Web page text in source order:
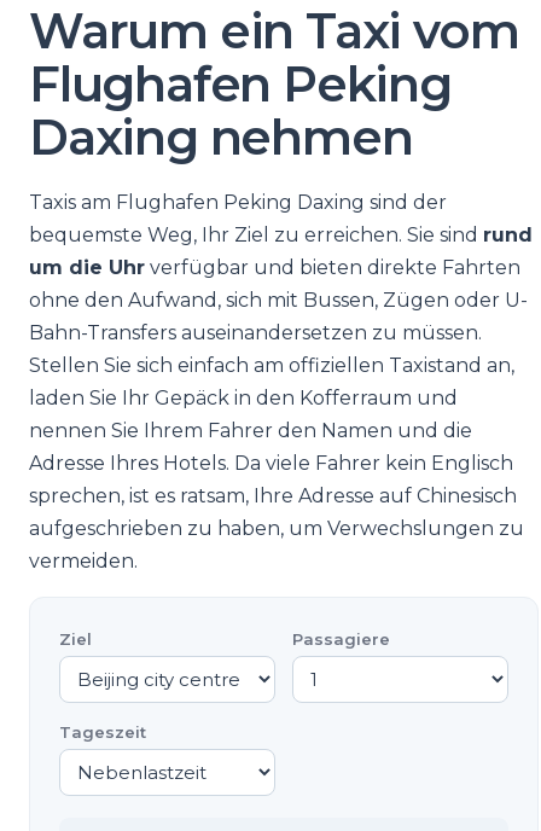
Warum ein Taxi vom
Flughafen Peking
Daxing nehmen
Taxis am Flughafen Peking Daxing sind der
bequemste Weg, Ihr Ziel zu erreichen. Sie sind rund
um die Uhr verfügbar und bieten direkte Fahrten
ohne den Aufwand, sich mit Bussen, Zügen oder U-
Bahn-Transfers auseinandersetzen zu müssen.
Stellen Sie sich einfach am offiziellen Taxistand an,
laden Sie Ihr Gepäck in den Kofferraum und
nennen Sie Ihrem Fahrer den Namen und die
Adresse Ihres Hotels. Da viele Fahrer kein Englisch
sprechen, ist es ratsam, Ihre Adresse auf Chinesisch
aufgeschrieben zu haben, um Verwechslungen zu
vermeiden.
Ziel Passagiere
Tageszeit